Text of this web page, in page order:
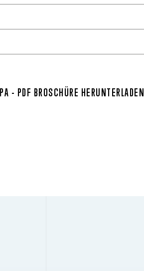
- PDF BROSCHÜRE HERUNTERLADEN